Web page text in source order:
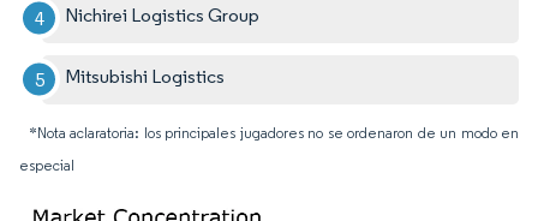
Nichirei Logistics Group
Mitsubishi Logistics
*Nota aclaratoria: los principales jugadores no se ordenaron de un modo en
especial